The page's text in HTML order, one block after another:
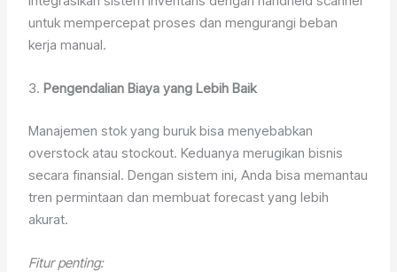
untuk mempercepat proses dan mengurangi beban
kerja manual.
3. Pengendalian Biaya yang Lebih Baik
Manajemen stok yang buruk bisa menyebabkan
overstock atau stockout. Keduanya merugikan bisnis
secara finansial. Dengan sistem ini, Anda bisa memantau
tren permintaan dan membuat forecast yang lebih
akurat.
Fitur penting: